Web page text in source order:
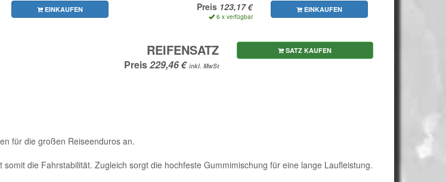
EINKAUFEN Preis
6 x verfügbar
EINKAUFEN
REIFENSATZ
Preis inkl. MwSt
SATZ KAUFEN
für die großen Reiseenduros an.
die Fahrstabilität. Zugleich sorgt die hochfeste Gummimischung für eine lange Laufleistung.